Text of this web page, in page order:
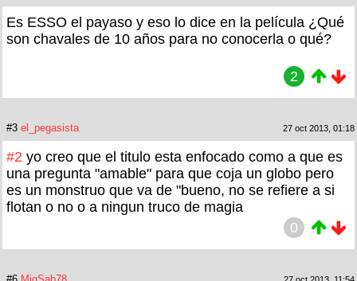
Es ESSO el payaso y eso lo dice en la película ¿Qué
son chavales de 10 años para no conocerla o qué?
2
#3 el_pegasista 27 oct 2013, 01:18
#2 yo creo que el titulo esta enfocado como a que es
una pregunta "amable" para que coja un globo pero
es un monstruo que va de "bueno, no se refiere a si
flotan o no o a ningun truco de magia
0